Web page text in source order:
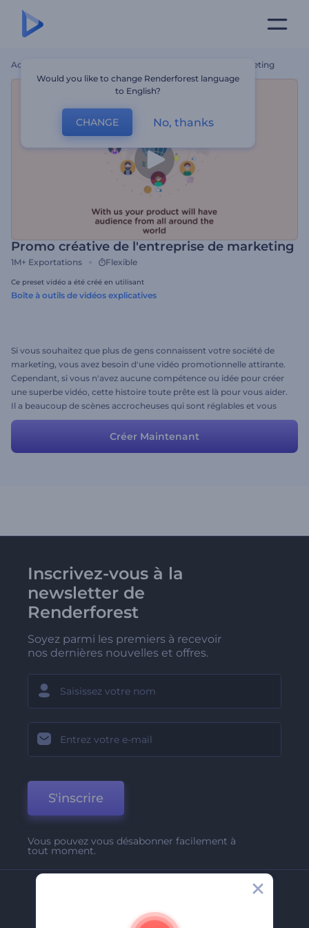
Accueil Promo Créative De L'entreprise De Marketing
Promo créative de l'entreprise de marketing
1M+ Exportations Flexible
Ce preset vidéo a été créé en utilisant
Boîte à outils de vidéos explicatives
Si vous souhaitez que plus de gens connaissent votre société de
marketing, vous avez besoin d'une vidéo promotionnelle attirante.
Cependant, si vous n'avez aucune compétence ou idée pour créer
une superbe vidéo, cette histoire toute prête est là pour vous aider.
Il a beaucoup de scènes accrocheuses qui sont réglables et vous
pouvez les modifier en téléchargeant votre propre média et en
tapant vos propres textes. C'est facile, essayez-le!
Créer Maintenant
Inscrivez-vous à la
newsletter de
Renderforest
Soyez parmi les premiers à recevoir
nos dernières nouvelles et offres.
S'inscrire
Vous pouvez vous désabonner facilement à
tout moment.
A Propos De Nous
Would you like to change Renderforest language
to English?
CHANGE No, thanks